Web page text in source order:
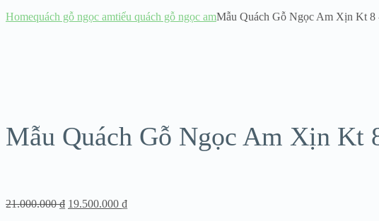
Homequách gỗ ngọc amtiểu quách gỗ ngọc amMẫu Quách Gỗ Ngọc Am Xịn Kt
Mẫu Quách Gỗ Ngọc Am Xịn
21.000.000₫ 19.500.000 ₫